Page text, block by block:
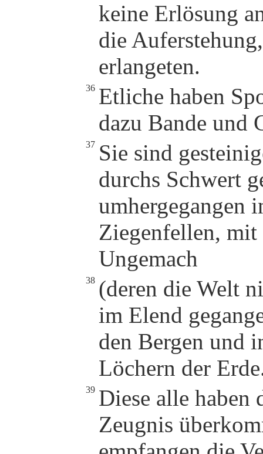
keine Erlösung
die
erlangeten.
36 Etliche haben
dazu Bande und
37 Sie sind
durchs Schwert
umhergegangen
Ziegenfellen,
Ungemach
38 (deren die Welt
im Elend
den Bergen und
Löchern der
39 Diese alle haben
Zeugnis